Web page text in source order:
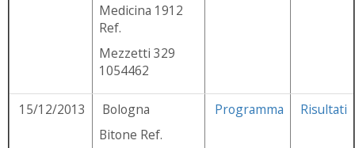
Medicina 1912
Ref.
Mezzetti 329
1054462
15/12/2013
Bologna
Bitone Ref.
Programma Risultati